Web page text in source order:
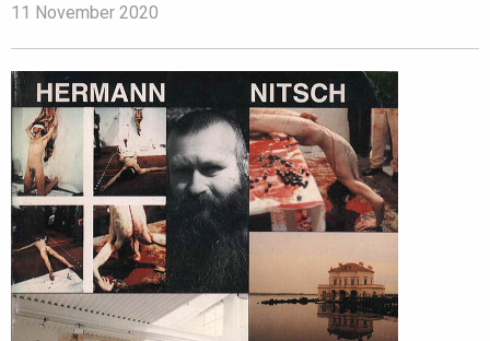
11 November 2020